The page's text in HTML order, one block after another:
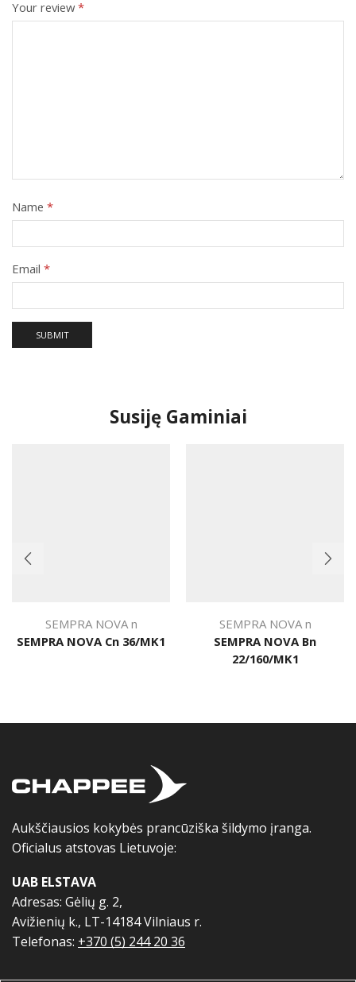
Your review*
Name *
Email *
Susiję Gaminiai
SEMPRA NOVA n
SEMPRA NOVA Cn 36/MK1
SEMPRA NOVA n
SEMPRA NOVA Bn
22/160/MK1
Aukščiausios kokybės prancūziška šildymo įranga.
Oficialus atstovas Lietuvoje:
UAB ELSTAVA
Adresas: Gėlių g. 2,
Avižienių k., LT-14184 Vilniaus r.
Telefonas: +370 (5) 244 20 36